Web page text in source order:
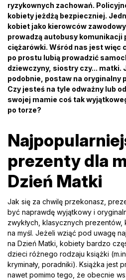
ryzykownych zachowań.
kobiety jeżdżą bezpieczniej.
kobiet jako kierowców
prowadzą autobusy komunikacji
ciężarówki. Wśród nas jest więc
po prostu lubią prowadzić
dziewczyny, siostry czy... matki.
podobnie, postaw na oryginalny
Czy jesteś na tyle odważny lub
swojej mamie coś tak
po torze?
prezenty dla
Dzień Matki
Jak się za chwilę przekonasz,
być naprawdę wyjątkowy i
zwykłych, klasycznych prezentów,
na myśl. Jeżeli wziąć pod uwagę
na Dzień Matki, kobiety bardzo
dzieci różnego rodzaju książki
kryminały, poradniki). Książka jest
nawet pomimo tego, że obecnie